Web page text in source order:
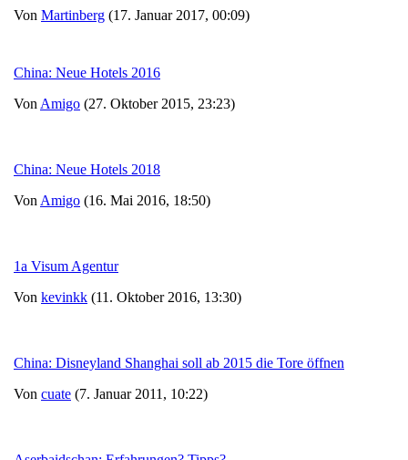
Von Martinberg (17. Januar 2017, 00:09)
China: Neue Hotels 2016
Von Amigo (27. Oktober 2015, 23:23)
China: Neue Hotels 2018
Von Amigo (16. Mai 2016, 18:50)
1a Visum Agentur
Von kevinkk (11. Oktober 2016, 13:30)
China: Disneyland Shanghai soll ab 2015 die Tore öffnen
Von cuate (7. Januar 2011, 10:22)